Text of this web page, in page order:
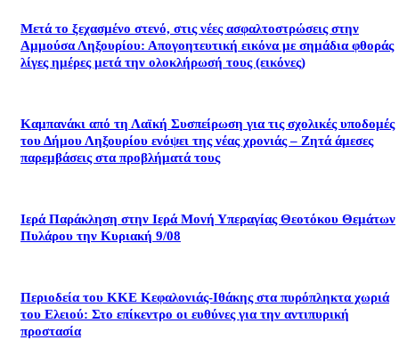
Μετά το ξεχασμένο στενό, στις νέες ασφαλτοστρώσεις στην
Αμμούσα Ληξουρίου: Απογοητευτική εικόνα με σημάδια φθοράς
λίγες ημέρες μετά την ολοκλήρωσή τους (εικόνες)
Καμπανάκι από τη Λαϊκή Συσπείρωση για τις σχολικές υποδομές
του Δήμου Ληξουρίου ενόψει της νέας χρονιάς – Ζητά άμεσες
παρεμβάσεις στα προβλήματά τους
Ιερά Παράκληση στην Ιερά Μονή Υπεραγίας Θεοτόκου Θεμάτων
Πυλάρου την Κυριακή 9/08
Περιοδεία του ΚΚΕ Κεφαλονιάς-Ιθάκης στα πυρόπληκτα χωριά
του Ελειού: Στο επίκεντρο οι ευθύνες για την αντιπυρική
προστασία